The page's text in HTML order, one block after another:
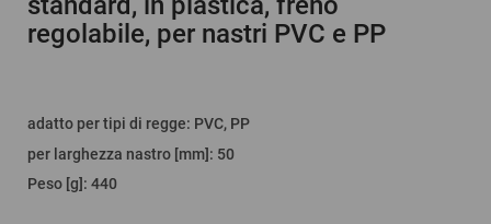
regolabile, per nastri PVC e PP
adatto per tipi di regge: PVC, PP
per larghezza nastro [mm]: 50
Peso [g] : 440